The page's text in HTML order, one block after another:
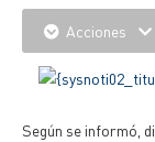
Acciones
Según se informó,